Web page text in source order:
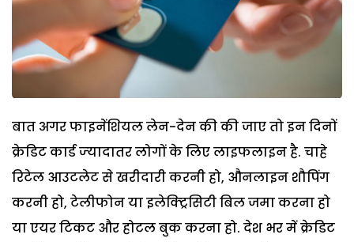
बात अगर फाइनेंशियल लेन-देन की की जाए तो इन दिनों
क्रेडिट कार्ड ज्‍यादातर लोगों के लिए लाइफलाइन है. चाहे
रिटेल आउटलेट से खरीदारी करनी हो, औनलाइन शौपिंग
करनी हो, टेलीफोन या इलेक्ट्रिसिटी बिल जमा करना हो
या एयर टिकट और होटल बुक करना हो. देश भर में क्रेडिट